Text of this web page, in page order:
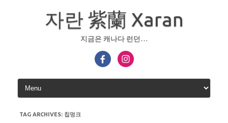
자란 紫蘭 Xaran
지금은 캐나다 런던…
TAG ARCHIVES: 칩멍크